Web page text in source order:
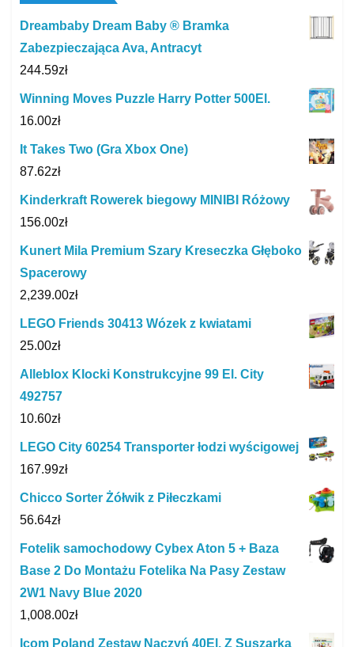
Dreambaby Dream Baby ® Bramka
Zabezpieczająca Ava, Antracyt
244.59zł
Winning Moves Puzzle Harry Potter 500El.
16.00zł
It Takes Two (Gra Xbox One)
87.62zł
Kinderkraft Rowerek biegowy MINIBI Różowy
156.00zł
Kunert Mila Premium Szary Kreseczka Głęboko
Spacerowy
2,239.00zł
LEGO Friends 30413 Wózek z kwiatami
25.00zł
Alleblox Klocki Konstrukcyjne 99 El. City
492757
10.60zł
LEGO City 60254 Transporter łodzi wyścigowej
167.99zł
Chicco Sorter Żółwik z Piłeczkami
56.64zł
Fotelik samochodowy Cybex Aton 5 + Baza
Base 2 Do Montażu Fotelika Na Pasy Zestaw
2W1 Navy Blue 2020
1,008.00zł
Icom Poland Zestaw Naczyń 40El. Z Suszarką